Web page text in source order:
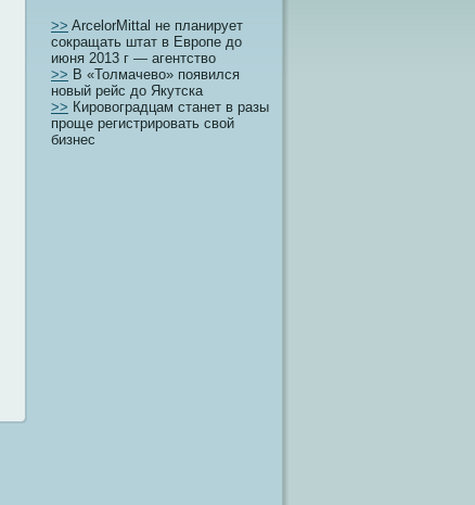
>> ArcelorMittal не планирует
сокращать штат в Европе до
июня 2013 г — агентство
>> В «Толмачево» появился
новый рейс до Якутска
>> Кировоградцам станет в разы
проще регистрировать свой
бизнес